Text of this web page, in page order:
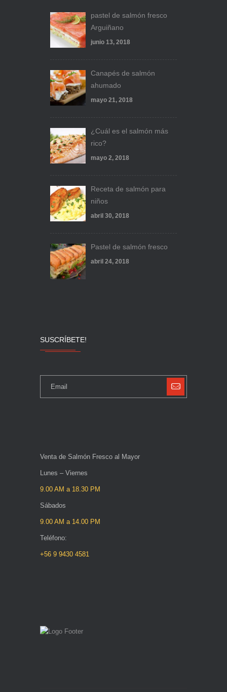
pastel de salmón fresco
Arguiñano
junio 13, 2018
Canapés de salmón
ahumado
mayo 21, 2018
¿Cuál es el salmón más
rico?
mayo 2, 2018
Receta de salmón para
niños
abril 30, 2018
Pastel de salmón fresco
abril 24, 2018
SUSCRÍBETE!
Venta de Salmón Fresco al Mayor
Lunes – Viernes
9.00 AM a 18.30 PM
Sábados
9.00 AM a 14.00 PM
Teléfono:
+56 9 9430 4581